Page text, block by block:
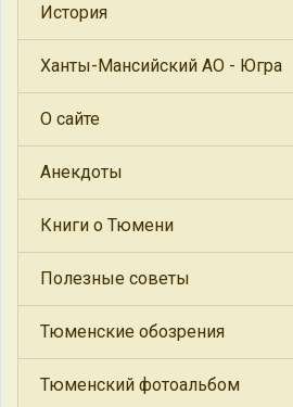
История
Ханты-Мансийский АО - Югра
О сайте
Анекдоты
Книги о Тюмени
Полезные советы
Тюменские обозрения
Тюменский фотоальбом